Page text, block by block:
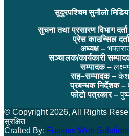
सुदुरपश्चिम सुनौलो
सुचना तथा प्रसारण विभाग
प्रेस काउन्सिल
अध्यक्ष –
सञ्चालक/कार्यकारी
सम्पादक –
सह–सम्पादक –
प्रबन्धक निर्देशक –
फोटो पत्रकार –
© Copyright 2026, All Rights
सुरक्षित
Crafted By: Fusions Web